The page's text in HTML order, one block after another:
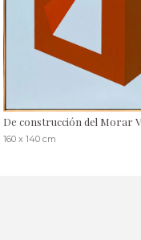
De construcción del Morar
160 x 140 cm